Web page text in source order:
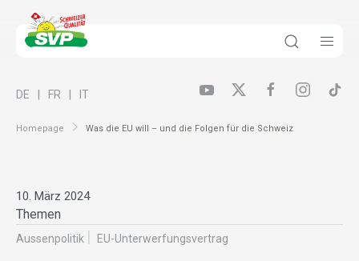
Homepage Was die EU will – und die Folgen für die Schweiz
DE FR IT
10. März 2024
Themen
Aussenpolitik EU-Unterwerfungsvertrag